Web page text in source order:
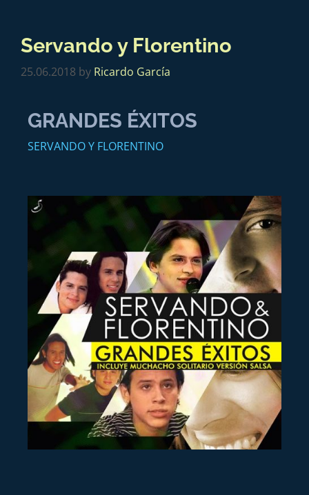
Servando y Florentino
25.06.2018 by Ricardo García
GRANDES ÉXITOS
SERVANDO Y FLORENTINO